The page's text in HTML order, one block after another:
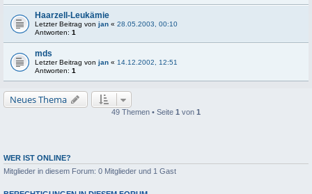
Haarzell-Leukämie
Letzter Beitrag von jan « 28.05.2003, 00:10
Antworten: 1
mds
Letzter Beitrag von jan « 14.12.2002, 12:51
Antworten: 1
Neues Thema
49 Themen • Seite 1 von 1
WER IST ONLINE?
Mitglieder in diesem Forum: 0 Mitglieder und 1 Gast